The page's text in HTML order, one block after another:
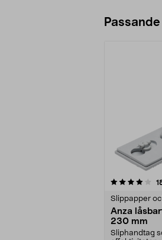
Slippapper
Anza
230 mm
Sliphandtag